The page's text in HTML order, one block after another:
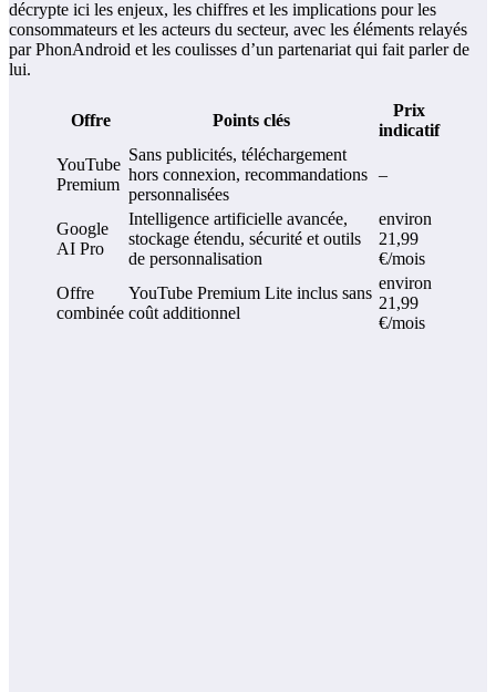
décrypte ici les enjeux, les chiffres et les implications pour les
consommateurs et les acteurs du secteur, avec les éléments relayés
par PhonAndroid et les coulisses d’un partenariat qui fait parler de
lui.
Offre Points clés
Prix
indicatif
YouTube
Premium
Sans publicités, téléchargement
hors connexion, recommandations
personnalisées
–
Google
AI Pro
Intelligence artificielle avancée,
stockage étendu, sécurité et outils
de personnalisation
environ
21,99
€/mois
Offre
combinée
YouTube Premium Lite inclus sans
coût additionnel
environ
21,99
€/mois